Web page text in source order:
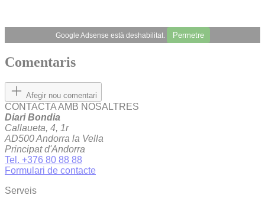
Google Adsense està deshabilitat. Permetre
Comentaris
Afegir nou comentari
CONTACTA AMB NOSALTRES
Diari Bondia
Callaueta, 4, 1r
AD500 Andorra la Vella
Principat d'Andorra
Tel. +376 80 88 88
Formulari de contacte
Serveis